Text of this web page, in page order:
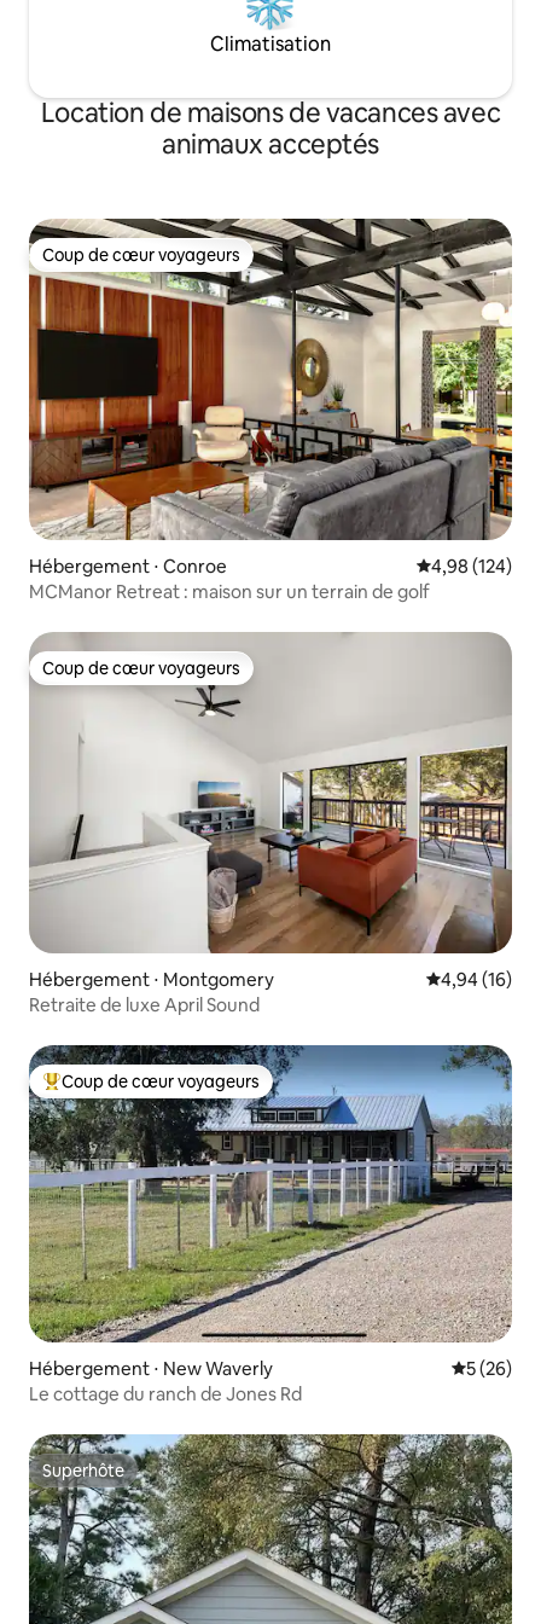
Climatisation
Location de maisons de vacances avec
animaux acceptés
Coup de cœur voyageurs
Coup de cœur voyageurs
Hébergement ⋅ Conroe Évaluation
4,98 (124)
MCManor Retreat : maison sur un terrain de golf
Coup de cœur voyageurs
Coup de cœur voyageurs
Hébergement ⋅ Montgomery Évaluation
4,94 (16)
Retraite de luxe April Sound
Coups de cœur voyageurs les plus appréciés
Coup de cœur voyageurs
Hébergement ⋅ New Waverly
5 (26)
Le cottage du ranch de Jones Rd
Superhôte
Superhôte